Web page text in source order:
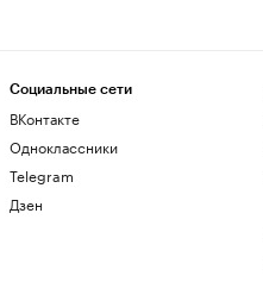
Социальные сети
ВКонтакте
Одноклассники
Telegram
Дзен